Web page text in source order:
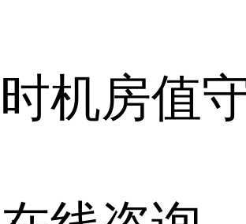
机房值